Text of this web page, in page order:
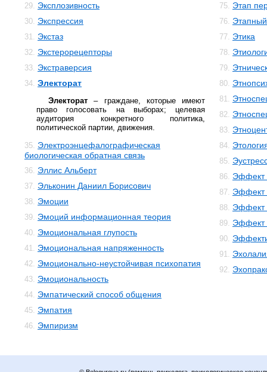
29. Эксплозивность
30. Экспрессия
31. Экстаз
32. Экстерорецепторы
33. Экстраверсия
34. Электорат
Электорат – граждане, которые имеют
право голосовать на выборах; целевая
аудитория конкретного политика,
политической партии, движения.
35. Электроэнцефалографическая
биологическая обратная связь
36. Эллис Альберт
37. Эльконин Даниил Борисович
38. Эмоции
39. Эмоций информационная теория
40. Эмоциональная глупость
41. Эмоциональная напряженность
42. Эмоционально-неустойчивая психопатия
43. Эмоциональность
44. Эмпатический способ общения
45. Эмпатия
46. Эмпиризм
75. Этап
76.
77. Этика
78.
79.
80.
81.
82.
83.
84.
85.
86. Эффект
87. Эффект
88. Эффект
89. Эффект
90.
91.
92.